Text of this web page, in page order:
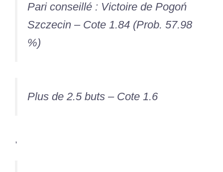
Pari conseillé : Victoire de Pogoń
Szczecin – Cote 1.84 (Prob. 57.98
%)
Plus de 2.5 buts – Cote 1.6
,